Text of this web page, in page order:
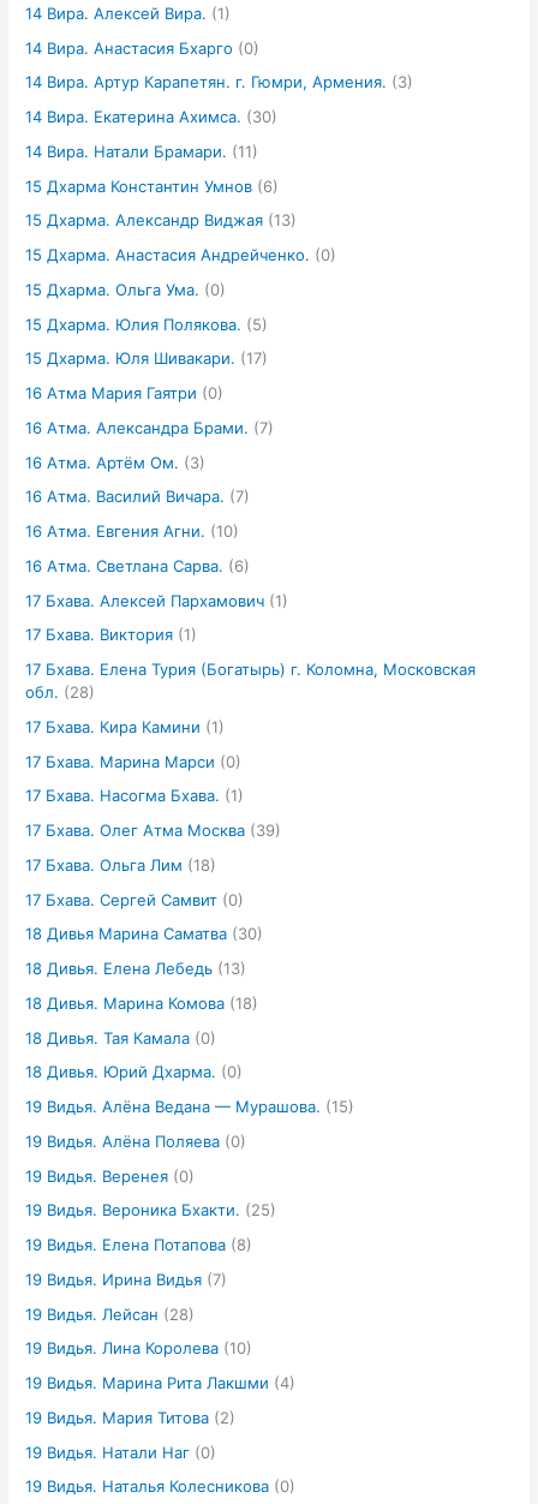
14 Вира. Алексей Вира. (1)
14 Вира. Анастасия Бхарго (0)
14 Вира. Артур Карапетян. г. Гюмри, Армения. (3)
14 Вира. Екатерина Ахимса. (30)
14 Вира. Натали Брамари. (11)
15 Дхарма Константин Умнов (6)
15 Дхарма. Александр Виджая (13)
15 Дхарма. Анастасия Андрейченко. (0)
15 Дхарма. Ольга Ума. (0)
15 Дхарма. Юлия Полякова. (5)
15 Дхарма. Юля Шивакари. (17)
16 Атма Мария Гаятри (0)
16 Атма. Александра Брами. (7)
16 Атма. Артём Ом. (3)
16 Атма. Василий Вичара. (7)
16 Атма. Евгения Агни. (10)
16 Атма. Светлана Сарва. (6)
17 Бхава. Алексей Пархамович (1)
17 Бхава. Виктория (1)
17 Бхава. Елена Турия (Богатырь) г. Коломна, Московская
обл. (28)
17 Бхава. Кира Камини (1)
17 Бхава. Марина Марси (0)
17 Бхава. Насогма Бхава. (1)
17 Бхава. Олег Атма Москва (39)
17 Бхава. Ольга Лим (18)
17 Бхава. Сергей Самвит (0)
18 Дивья Марина Саматва (30)
18 Дивья. Елена Лебедь (13)
18 Дивья. Марина Комова (18)
18 Дивья. Тая Камала (0)
18 Дивья. Юрий Дхарма. (0)
19 Видья. Алёна Ведана — Мурашова. (15)
19 Видья. Алёна Поляева (0)
19 Видья. Веренея (0)
19 Видья. Вероника Бхакти. (25)
19 Видья. Елена Потапова (8)
19 Видья. Ирина Видья (7)
19 Видья. Лейсан (28)
19 Видья. Лина Королева (10)
19 Видья. Марина Рита Лакшми (4)
19 Видья. Мария Титова (2)
19 Видья. Натали Наг (0)
19 Видья. Наталья Колесникова (0)